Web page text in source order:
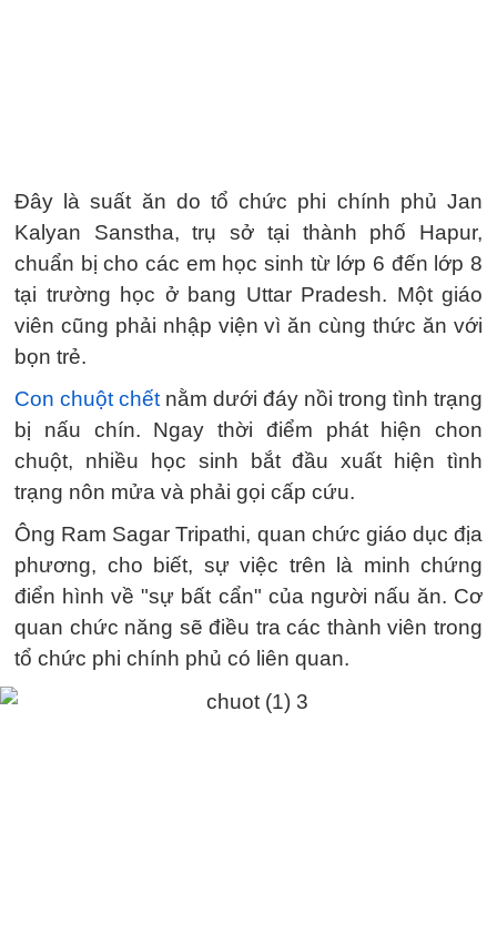
Đây là suất ăn do tổ chức phi chính phủ Jan
Kalyan Sanstha, trụ sở tại thành phố Hapur,
chuẩn bị cho các em học sinh từ lớp 6 đến lớp 8
tại trường học ở bang Uttar Pradesh. Một giáo
viên cũng phải nhập viện vì ăn cùng thức ăn với
bọn trẻ.
Con chuột chết nằm dưới đáy nồi trong tình trạng
bị nấu chín. Ngay thời điểm phát hiện chon
chuột, nhiều học sinh bắt đầu xuất hiện tình
trạng nôn mửa và phải gọi cấp cứu.
Ông Ram Sagar Tripathi, quan chức giáo dục địa
phương, cho biết, sự việc trên là minh chứng
điển hình về "sự bất cẩn" của người nấu ăn. Cơ
quan chức năng sẽ điều tra các thành viên trong
tổ chức phi chính phủ có liên quan.